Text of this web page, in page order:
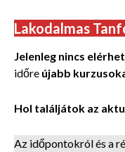
Lakodalmas
Jelenleg nincs
időre újabb
Hol találjátok az
Az időpontokról és a